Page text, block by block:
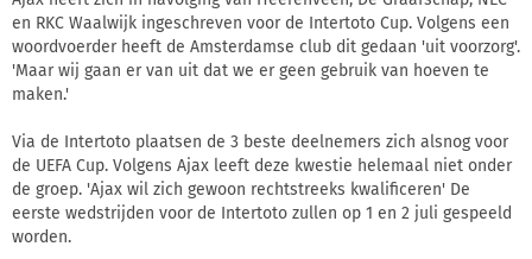
en RKC Waalwijk ingeschreven voor de Intertoto Cup. Volgens een
woordvoerder heeft de Amsterdamse club dit gedaan 'uit voorzorg'.
'Maar wij gaan er van uit dat we er geen gebruik van hoeven te
maken.'
Via de Intertoto plaatsen de 3 beste deelnemers zich alsnog voor
de UEFA Cup. Volgens Ajax leeft deze kwestie helemaal niet onder
de groep. 'Ajax wil zich gewoon rechtstreeks kwalificeren' De
eerste wedstrijden voor de Intertoto zullen op 1 en 2 juli gespeeld
worden.